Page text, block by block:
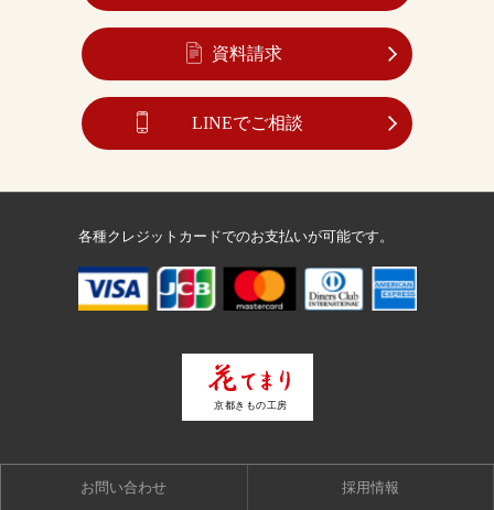
資料請求
LINEでご相談
お問い合わせ 採用情報
各種クレジットカードでのお支払いが可能です。